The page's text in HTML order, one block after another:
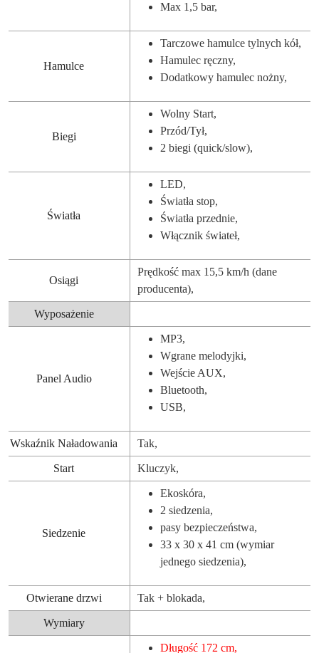
Max 1,5 bar,
Hamulce
Tarczowe hamulce tylnych kół,
Hamulec ręczny,
Dodatkowy hamulec nożny,
Biegi
Wolny Start,
Przód/Tył,
2 biegi (quick/slow),
Światła
LED,
Światła stop,
Światła przednie,
Włącznik świateł,
Osiągi
Prędkość max 15,5 km/h (dane
producenta),
Wyposażenie
Panel Audio
MP3,
Wgrane melodyjki,
Wejście AUX,
Bluetooth,
USB,
Wskaźnik Naładowania Tak,
Start Kluczyk,
Siedzenie
Ekoskóra,
2 siedzenia,
pasy bezpieczeństwa,
33 x 30 x 41 cm (wymiar
jednego siedzenia),
Otwierane drzwi Tak + blokada,
Wymiary
Długość 172 cm,